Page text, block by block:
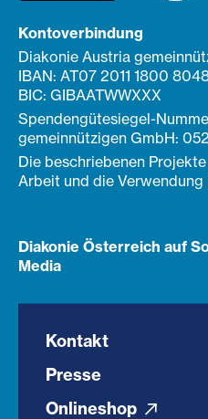
Kontoverbindung
Diakonie Austria
IBAN: AT07 2011 1800
BIC: GIBAATWWXXX
Spendengütesiegel-
gemeinnützigen GmbH:
Die beschriebenen
Arbeit und die Verwendung
Diakonie Österreich auf
Media
Kontakt
Presse
Onlineshop